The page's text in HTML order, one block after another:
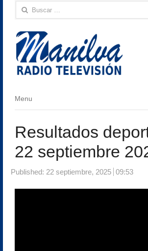
Buscar:
Menu
Menu
Resultados
22 septiembre
Published: 22 septiembre, 2025 09:53